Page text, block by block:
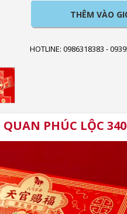
THÊM VÀO
HOTLINE: 0986318383 -
PHÚC LỘC